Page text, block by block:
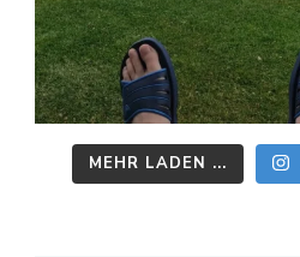
MEHR LADEN ...